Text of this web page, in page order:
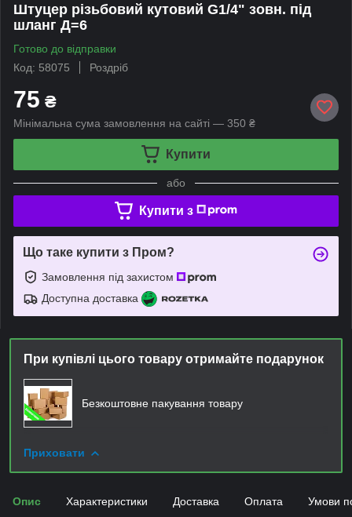
Штуцер різьбовий кутовий G1/4" зовн. під
шланг Д=6
Готово до відправки
Код: 58075
Роздріб
75 ₴
Мінімальна сума замовлення на сайті — 350 ₴
Купити
або
Купити з
Що таке купити з Пром?
Замовлення під захистом
Доступна доставка
При купівлі цього товару отримайте подарунок
Безкоштовне пакування товару
Приховати
Опис Характеристики Доставка Оплата Умови